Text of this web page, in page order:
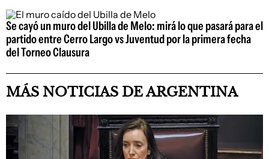
Se cayó un muro del Ubilla de Melo: mirá lo que pasará para el
partido entre Cerro Largo vs Juventud por la primera fecha
del Torneo Clausura
MÁS NOTICIAS DE ARGENTINA